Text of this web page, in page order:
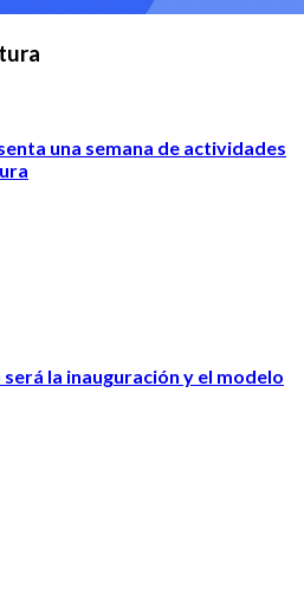
una semana de actividades
la inauguración y el modelo